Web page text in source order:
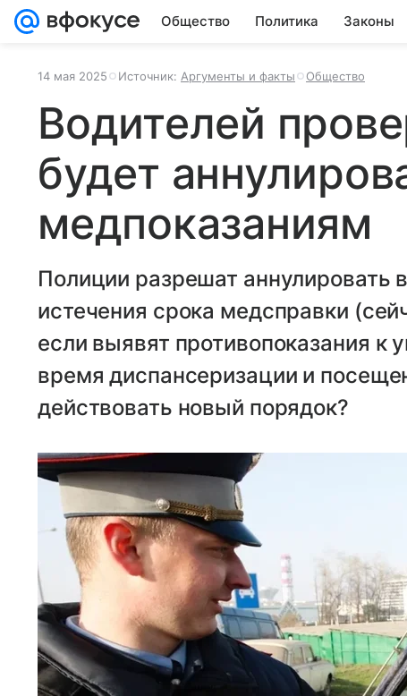
Общество Политика Законы
14 мая 2025 Источник: Аргументы и факты Общество
Водителей
будет
медпоказаниям
Полиции разрешат аннулировать
истечения срока медсправки
если выявят противопоказания к
время диспансеризации и
действовать новый порядок?